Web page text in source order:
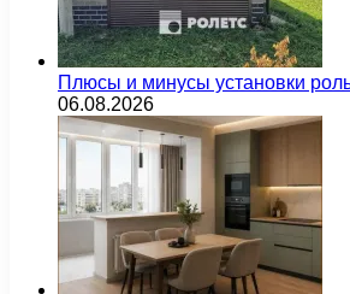
Плюсы и минусы установки
06.08.2026